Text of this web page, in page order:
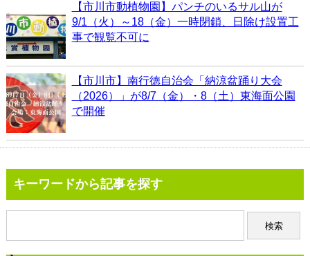
【市川市動植物園】パンチのいるサル山が
9/1（火）～18（金）一時閉鎖、日除け設置工
事で観覧不可に
【市川市】南行徳自治会「納涼盆踊り大会
（2026）」が8/7（金）・8（土）東海面公園
で開催
キーワードから記事を探す